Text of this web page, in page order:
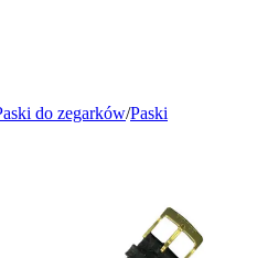
do zegarków/Paski